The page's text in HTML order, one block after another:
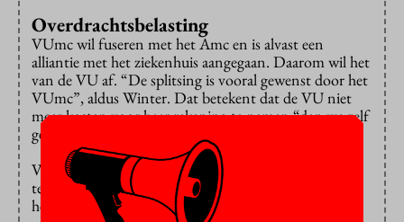
Overdrachtsbelasting
VUmc wil fuseren met het Amc en is alvast een
alliantie met het ziekenhuis aangegaan. Daarom wil het
van de VU af. “De splitsing is vooral gewenst door het
VUmc”, aldus Winter. Dat betekent dat de VU niet
meer kosten voor haar rekening te nemen “dan we zelf
gerechtvaardigd vinden.”
Volgens Winter moeten bepaalde kosten worden
terugverdiend door de partij die het meeste voordeel
heeft van de splitsing. VUmc dus.